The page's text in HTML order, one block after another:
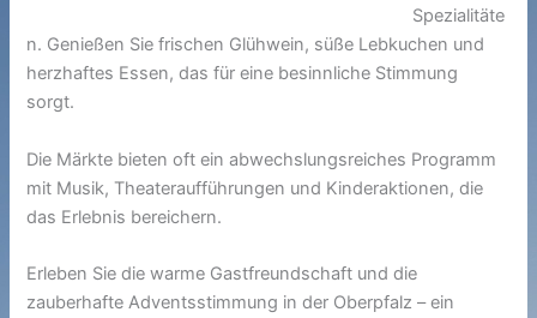
Spezialitäte
n. Genießen Sie frischen Glühwein, süße Lebkuchen und
herzhaftes Essen, das für eine besinnliche Stimmung
sorgt.
Die Märkte bieten oft ein abwechslungsreiches Programm
mit Musik, Theateraufführungen und Kinderaktionen, die
das Erlebnis bereichern.
Erleben Sie die warme Gastfreundschaft und die
zauberhafte Adventsstimmung in der Oberpfalz – ein